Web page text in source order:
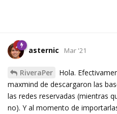
asternic Mar '21
RiveraPer
Hola.
maxmind de descargaron las
las redes reservadas (mientras
no). Y al momento de